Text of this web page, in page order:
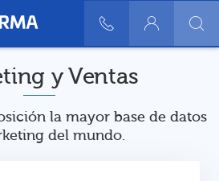
900 10 30 20
y Ventas
la mayor base de datos
del mundo.